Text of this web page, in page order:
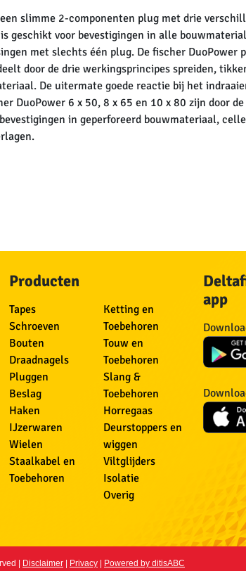
slimme 2-componenten plug met drie
geschikt voor bevestigingen in alle
met slechts één plug. De fischer DuoPower
door de drie werkingsprincipes spreiden,
De uitermate goede reactie bij het
DuoPower 6 x 50, 8 x 65 en 10 x 80 zijn door
in geperforeerd bouwmateriaal,
Producten
Tapes
Schroeven
Bouten
Draadnagels
Pluggen
Beslag
Haken
IJzerwaren
Wielen
Staalkabel en
Toebehoren
Ketting en
Toebehoren
Touw en
Toebehoren
Slang &
Toebehoren
Horregaas
Deurstoppers en
wiggen
Viltglijders
Isolatie
Overig
app
| Disclaimer Privacy Powered by ditisABC